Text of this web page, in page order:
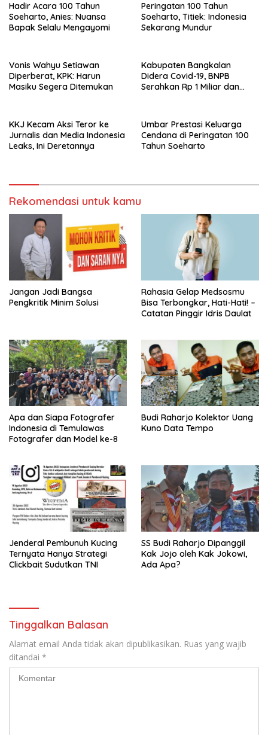
Hadir Acara 100 Tahun
Soeharto, Anies: Nuansa
Bapak Selalu Mengayomi
Peringatan 100 Tahun
Soeharto, Titiek: Indonesia
Sekarang Mundur
Vonis Wahyu Setiawan
Diperberat, KPK: Harun
Masiku Segera Ditemukan
Kabupaten Bangkalan
Didera Covid-19, BNPB
Serahkan Rp 1 Miliar dan
KKJ Kecam Aksi Teror ke
Jurnalis dan Media Indonesia
Leaks, Ini Deretannya
Umbar Prestasi Keluarga
Cendana di Peringatan 100
Tahun Soeharto
Rekomendasi untuk kamu
Jangan Jadi Bangsa
Pengkritik Minim Solusi
Rahasia Gelap Medsosmu
Bisa Terbongkar, Hati-Hati! –
Catatan Pinggir Idris Daulat
Apa dan Siapa Fotografer
Indonesia di Temulawas
Fotografer dan Model ke-8
Budi Raharjo Kolektor Uang
Kuno Data Tempo
Jenderal Pembunuh Kucing
Ternyata Hanya Strategi
Clickbait Sudutkan TNI
SS Budi Raharjo Dipanggil
Kak Jojo oleh Kak Jokowi,
Ada Apa?
Tinggalkan Balasan
Alamat email Anda tidak akan dipublikasikan. Ruas yang wajib
ditandai *